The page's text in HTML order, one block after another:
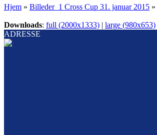
Hjem » Billeder_1 Cross Cup 31. januar 2015 »
Downloads: full (2000x1333) | large (980x653)
ADRESSE